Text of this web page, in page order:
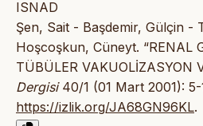
ISNAD
Şen, Sait - Başdemir, Gülçin -
Hoşcoşkun, Cüneyt. “RENAL
TÜBÜLER VAKUOLİZASYON
Dergisi40/1 (01 Mart 2001): 5-
https://izlik.org/JA68GN96KL.